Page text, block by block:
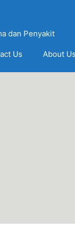
dan Penyakit
Us About Us